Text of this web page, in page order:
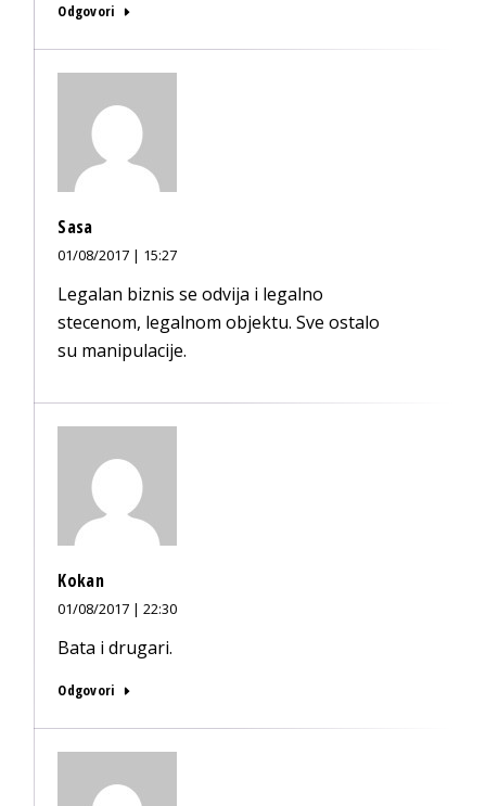
Odgovori
Sasa
01/08/2017 | 15:27
Legalan biznis se odvija i legalno
stecenom, legalnom objektu. Sve ostalo
su manipulacije.
Kokan
01/08/2017 | 22:30
Bata i drugari.
Odgovori